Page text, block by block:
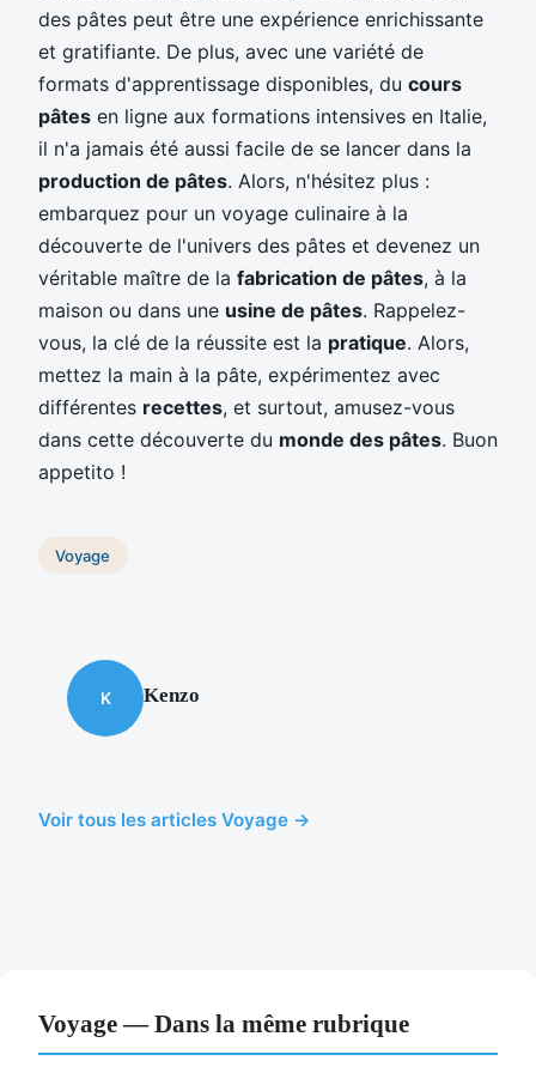
des pâtes peut être une expérience enrichissante
et gratifiante. De plus, avec une variété de
formats d'apprentissage disponibles, du cours
pâtes en ligne aux formations intensives en Italie,
il n'a jamais été aussi facile de se lancer dans la
production de pâtes. Alors, n'hésitez plus :
embarquez pour un voyage culinaire à la
découverte de l'univers des pâtes et devenez un
véritable maître de la fabrication de pâtes, à la
maison ou dans une usine de pâtes. Rappelez-
vous, la clé de la réussite est la pratique. Alors,
mettez la main à la pâte, expérimentez avec
différentes recettes, et surtout, amusez-vous
dans cette découverte du monde des pâtes. Buon
appetito !
Voyage
K Kenzo
Voir tous les articles Voyage →
Voyage — Dans la même rubrique